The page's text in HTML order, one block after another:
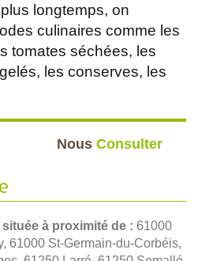
longtemps, on
culinaires comme les
tomates séchées, les
les conserves, les
Nous Consulter
à proximité de : 61000
61000 St-Germain-du-Corbéis,